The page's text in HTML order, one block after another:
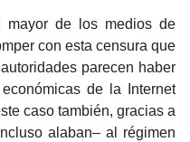
mayor de los medios de
con esta censura que
parecen haber
de la Internet
caso también, gracias a
alaban– al régimen